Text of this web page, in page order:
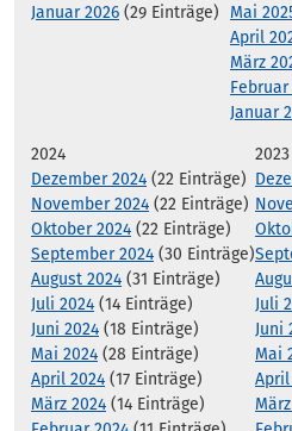
Januar 2026 (29 Einträge) Mai
April
März
Februar
Januar
2024
Dezember 2024 (22 Einträge)
November 2024 (22 Einträge)
Oktober 2024 (22 Einträge)
September 2024 (30 Einträge)
August 2024 (31 Einträge)
Juli 2024 (14 Einträge)
Juni 2024 (18 Einträge)
Mai 2024 (28 Einträge)
April 2024 (17 Einträge)
März 2024 (14 Einträge)
2023
Juli
Juni
Mai
April